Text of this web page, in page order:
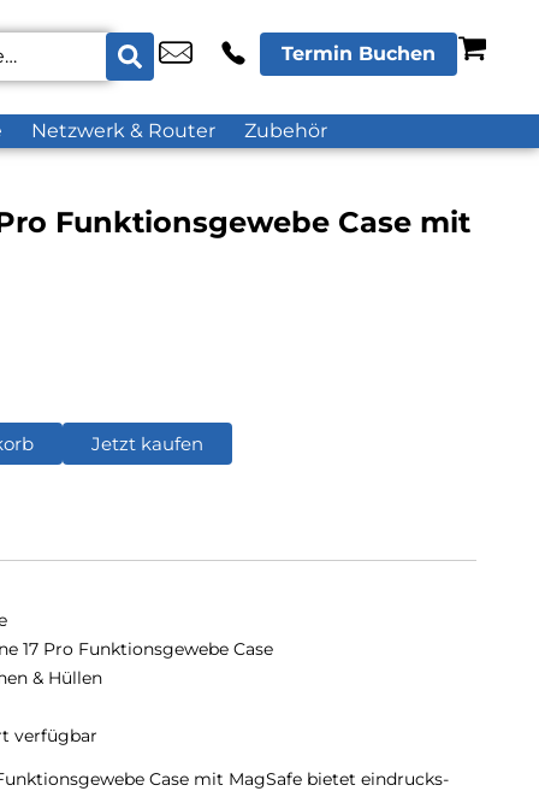
Termin Buchen
Netzwerk & Router Zubehör
Funktionsgewebe Case mit
Jetzt kaufen
17 Pro Funktionsgewebe Case
& Hüllen
verfügbar
Case mit MagSafe bietet eindrucks­